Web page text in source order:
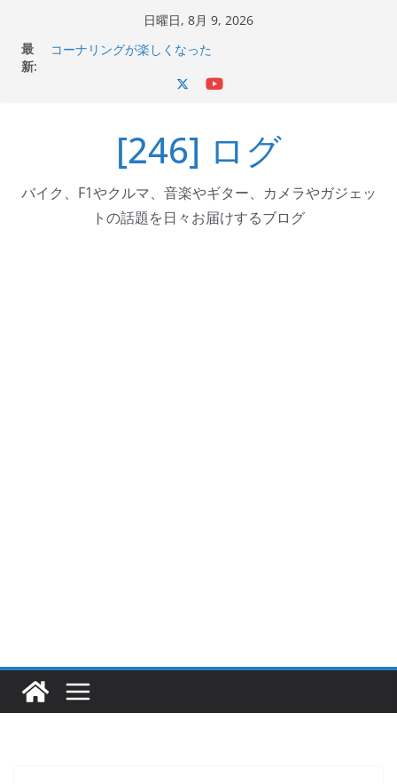
日曜日, 8月 9, 2026
最
新:
Italjet Dragster 200のフロントISSサスの動きが判ったら
コーナリングが楽しくなった
Italjet Dragster 200が納車完了！各部をチェックして、ス
岩手県奥州市へのふるさと納税で KGR HARMONY 南部鉄
器エフェクターが返礼品でもらえる！
[246] ログ
バイク、F1やクルマ、音楽やギター、カメラやガジェッ
トの話題を日々お届けするブログ